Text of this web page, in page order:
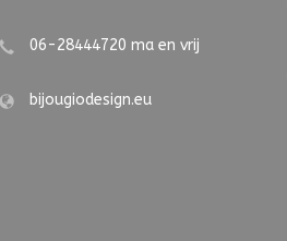
06-28444720 ma en vrij
bijougiodesign.eu